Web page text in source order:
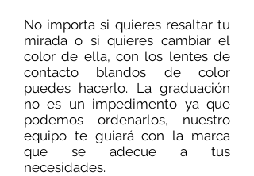
No importa si quieres resaltar tu
mirada o si quieres cambiar el
color de ella, con los lentes de
contacto blandos de color
puedes hacerlo. La graduación
no es un impedimento ya que
podemos ordenarlos, nuestro
equipo te guiará con la marca
que se adecue a tus
necesidades.